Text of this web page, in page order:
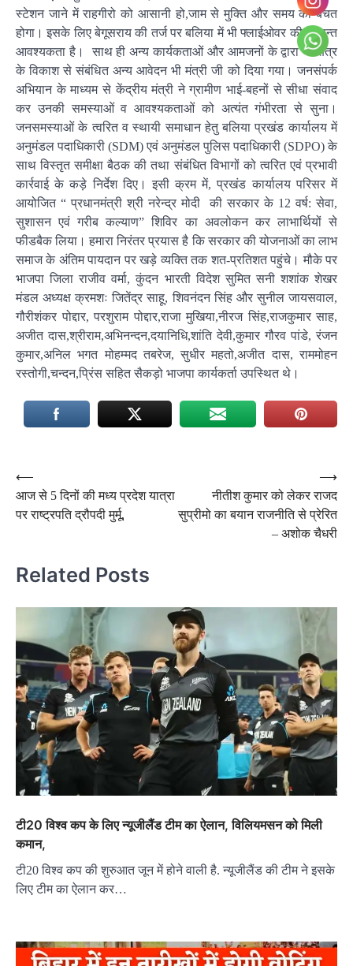
स्टेशन जाने में राहगीरो को आसानी हो,जाम से मुक्ति और समय का बचत
होगा। इसके लिए बेगूसराय की तर्ज पर बलिया में भी फ्लाईओवर की नितान्त
आवश्यकता है। साथ ही अन्य कार्यकताओं और आमजनों के द्वारा भी क्षेत्र
के विकाश से संबंधित अन्य आवेदन भी मंत्री जी को दिया गया। जनसंपर्क
अभियान के माध्यम से केंद्रीय मंत्री ने ग्रामीण भाई-बहनों से सीधा संवाद
कर उनकी समस्याओं व आवश्यकताओं को अत्यंत गंभीरता से सुना।
जनसमस्याओं के त्वरित व स्थायी समाधान हेतु बलिया प्रखंड कार्यालय में
अनुमंडल पदाधिकारी (SDM) एवं अनुमंडल पुलिस पदाधिकारी (SDPO) के
साथ विस्तृत समीक्षा बैठक की तथा संबंधित विभागों को त्वरित एवं प्रभावी
कार्रवाई के कड़े निर्देश दिए। इसी क्रम में, प्रखंड कार्यालय परिसर में
आयोजित “ प्रधानमंत्री श्री नरेन्द्र मोदी की सरकार के 12 वर्ष: सेवा,
सुशासन एवं गरीब कल्याण” शिविर का अवलोकन कर लाभार्थियों से
फीडबैक लिया। हमारा निरंतर प्रयास है कि सरकार की योजनाओं का लाभ
समाज के अंतिम पायदान पर खड़े व्यक्ति तक शत-प्रतिशत पहुंचे। मौके पर
भाजपा जिला राजीव वर्मा, कुंदन भारती विदेश सुमित सनी शशांक शेखर
मंडल अध्यक्ष क्रमशः जितेंद्र साहू, शिवनंदन सिंह और सुनील जायसवाल,
गौरीशंकर पोद्दार, परशुराम पोद्दार,राजा मुखिया,नीरज सिंह,राजकुमार साह,
अजीत दास,श्रीराम,अभिनन्दन,दयानिधि,शांति देवी,कुमार गौरव पांडे, रंजन
कुमार,अनिल भगत मोहम्मद तबरेज, सुधीर महतो,अजीत दास, राममोहन
रस्तोगी,चन्दन,प्रिंस सहित सैकड़ो भाजपा कार्यकर्ता उपस्थित थे।
Post
navigation
⟵
आज से 5 दिनों की मध्य प्रदेश यात्रा
पर राष्ट्रपति द्रौपदी मुर्मू,
नीतीश कुमार को लेकर राजद
सुप्रीमो का बयान राजनीति से प्रेरित
– अशोक चैधरी
⟶
Related Posts
टी20 विश्व कप के लिए न्यूजीलैंड टीम का ऐलान, विलियमसन को मिली
कमान,
टी20 विश्व कप की शुरुआत जून में होने वाली है. न्यूजीलैंड की टीम ने इसके
लिए टीम का ऐलान कर…